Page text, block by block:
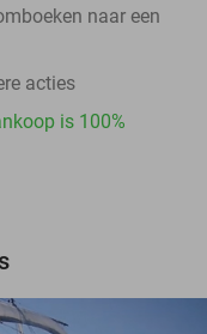
naar een
acties
is 100%